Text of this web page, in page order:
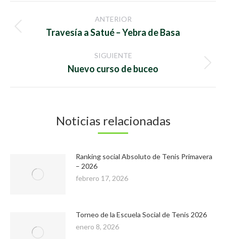
Navegación
entre
publicaciones
ANTERIOR
Publicación
Travesía a Satué – Yebra de Basa
SIGUIENTE
Publicación
Nuevo curso de buceo
Noticias relacionadas
Ranking social Absoluto de Tenis Primavera
– 2026
febrero 17, 2026
Torneo de la Escuela Social de Tenis 2026
enero 8, 2026